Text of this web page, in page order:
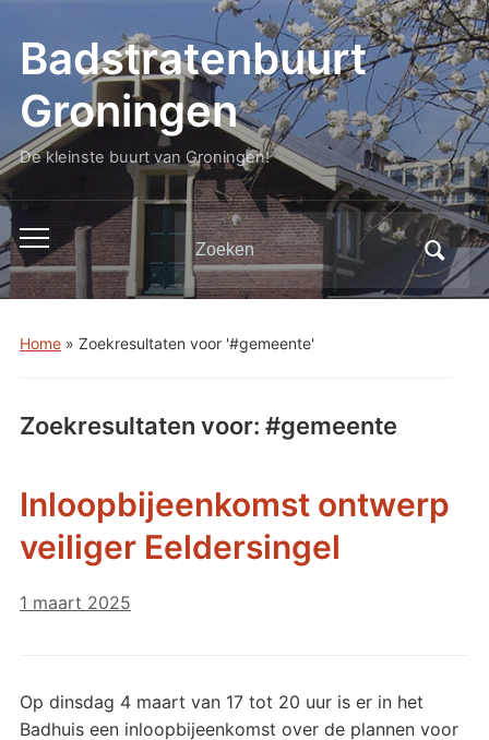
Badstratenbuurt
Groningen
De kleinste buurt van Groningen!
Toggle
mobiel
menu
Zoeken
naar:
Home» Zoekresultaten voor '#gemeente'
Zoekresultaten voor: #gemeente
Inloopbijeenkomst ontwerp
veiliger Eeldersingel
1 maart 2025
Op dinsdag 4 maart van 17 tot 20 uur is er in het
Badhuis een inloopbijeenkomst over de plannen voor